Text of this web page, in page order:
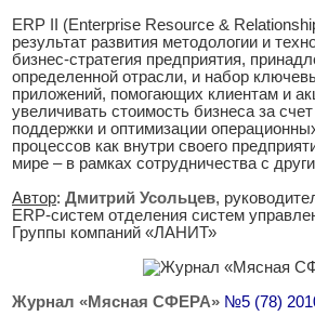
ERP II (Enterprise Resource &
результат развития методологии и
бизнес-стратегия предприятия,
определенной отрасли, и набор
приложений, помогающих клиентам и
увеличивать стоимость бизнеса за
поддержки и оптимизации
процессов как внутри своего
мире – в рамках сотрудничества с
Автор: Дмитрий Усольцев,
ERP-систем отделения систем
Группы компаний «ЛАНИТ»
Журнал «Мясная СФЕРА» №5 (78)